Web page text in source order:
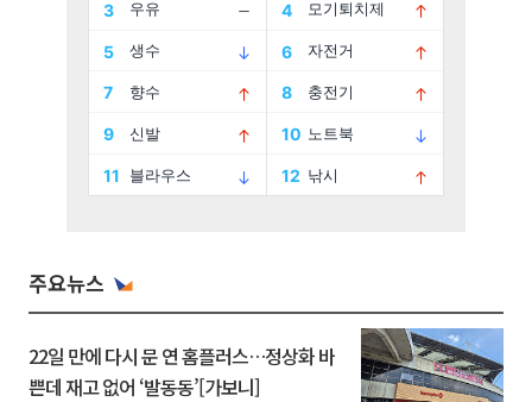
주요뉴스
22일 만에 다시 문 연 홈플러스…정상화 바
쁜데 재고 없어 ‘발동동’[가보니]